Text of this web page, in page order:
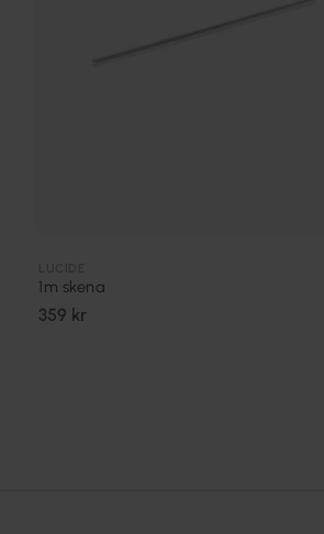
1m skena
359 kr